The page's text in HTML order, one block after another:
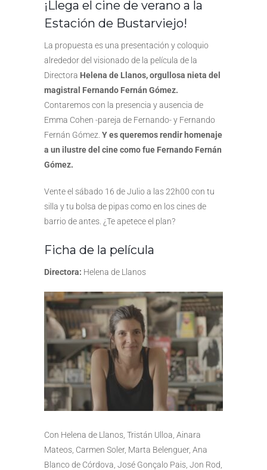
¡Llega el cine de verano a la
Estación de Bustarviejo!
La propuesta es una presentación y coloquio
alrededor del visionado de la película de la
Directora Helena de Llanos, orgullosa nieta del
magistral Fernando Fernán Gómez.
Contaremos con la presencia y ausencia de
Emma Cohen -pareja de Fernando- y Fernando
Fernán Gómez. Y es queremos rendir homenaje
a un ilustre del cine como fue Fernando Fernán
Gómez.
Vente el sábado 16 de Julio a las 22h00 con tu
silla y tu bolsa de pipas como en los cines de
barrio de antes. ¿Te apetece el plan?
Ficha de la película
Directora: Helena de Llanos
Con Helena de Llanos, Tristán Ulloa, Ainara
Mateos, Carmen Soler, Marta Belenguer, Ana
Blanco de Córdova, José Gonçalo Pais, Jon Rod,